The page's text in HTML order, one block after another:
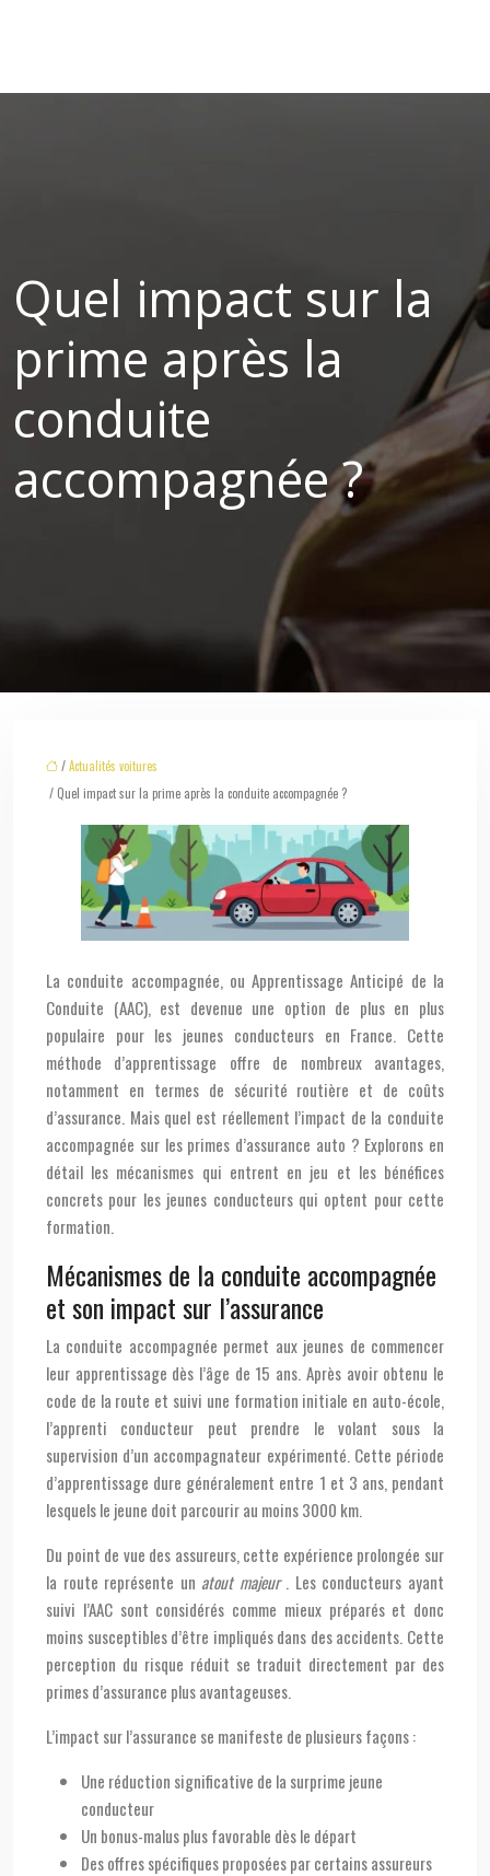
Quel impact sur la
prime après la
conduite
accompagnée ?
/Actualités voitures
/ Quel impact sur la prime après la conduite accompagnée ?
La conduite accompagnée, ou Apprentissage Anticipé de la
Conduite (AAC), est devenue une option de plus en plus
populaire pour les jeunes conducteurs en France. Cette
méthode d’apprentissage offre de nombreux avantages,
notamment en termes de sécurité routière et de coûts
d’assurance. Mais quel est réellement l’impact de la conduite
accompagnée sur les primes d’assurance auto ? Explorons en
détail les mécanismes qui entrent en jeu et les bénéfices
concrets pour les jeunes conducteurs qui optent pour cette
formation.
Mécanismes de la conduite accompagnée
et son impact sur l’assurance
La conduite accompagnée permet aux jeunes de commencer
leur apprentissage dès l’âge de 15 ans. Après avoir obtenu le
code de la route et suivi une formation initiale en auto-école,
l’apprenti conducteur peut prendre le volant sous la
supervision d’un accompagnateur expérimenté. Cette période
d’apprentissage dure généralement entre 1 et 3 ans, pendant
lesquels le jeune doit parcourir au moins 3000 km.
Du point de vue des assureurs, cette expérience prolongée sur
la route représente un atout majeur. Les conducteurs ayant
suivi l’AAC sont considérés comme mieux préparés et donc
moins susceptibles d’être impliqués dans des accidents. Cette
perception du risque réduit se traduit directement par des
primes d’assurance plus avantageuses.
L’impact sur l’assurance se manifeste de plusieurs façons :
Une réduction significative de la surprime jeune
conducteur
Un bonus-malus plus favorable dès le départ
Des offres spécifiques proposées par certains assureurs